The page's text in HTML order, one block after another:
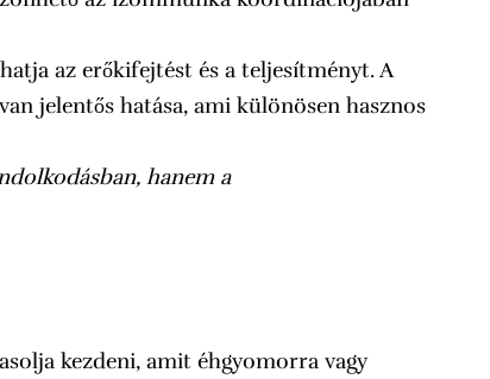
az erőkifejtést és a teljesítményt. A
jelentős hatása, ami különösen hasznos
hanem a
kezdeni, amit éhgyomorra vagy